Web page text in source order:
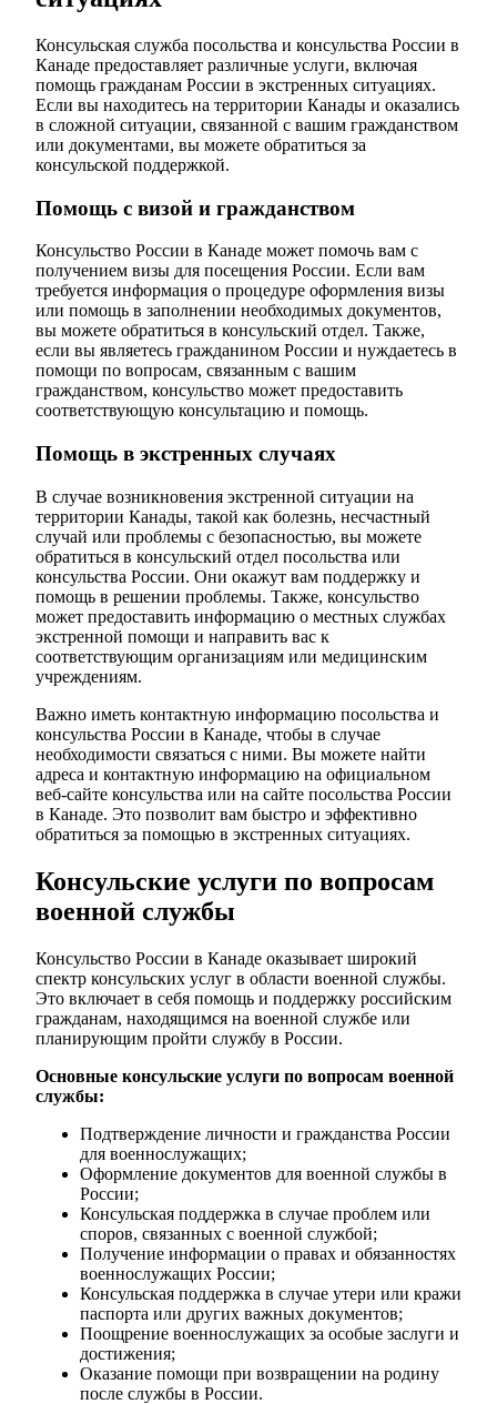
Консульская служба посольства и консульства России в
Канаде предоставляет различные услуги, включая
помощь гражданам России в экстренных ситуациях.
Если вы находитесь на территории Канады и оказались
в сложной ситуации, связанной с вашим гражданством
или документами, вы можете обратиться за
консульской поддержкой.
Помощь с визой и гражданством
Консульство России в Канаде может помочь вам с
получением визы для посещения России. Если вам
требуется информация о процедуре оформления визы
или помощь в заполнении необходимых документов,
вы можете обратиться в консульский отдел. Также,
если вы являетесь гражданином России и нуждаетесь в
помощи по вопросам, связанным с вашим
гражданством, консульство может предоставить
соответствующую консультацию и помощь.
Помощь в экстренных случаях
В случае возникновения экстренной ситуации на
территории Канады, такой как болезнь, несчастный
случай или проблемы с безопасностью, вы можете
обратиться в консульский отдел посольства или
консульства России. Они окажут вам поддержку и
помощь в решении проблемы. Также, консульство
может предоставить информацию о местных службах
экстренной помощи и направить вас к
соответствующим организациям или медицинским
учреждениям.
Важно иметь контактную информацию посольства и
консульства России в Канаде, чтобы в случае
необходимости связаться с ними. Вы можете найти
адреса и контактную информацию на официальном
веб-сайте консульства или на сайте посольства России
в Канаде. Это позволит вам быстро и эффективно
обратиться за помощью в экстренных ситуациях.
Консульские услуги по вопросам
военной службы
Консульство России в Канаде оказывает широкий
спектр консульских услуг в области военной службы.
Это включает в себя помощь и поддержку российским
гражданам, находящимся на военной службе или
планирующим пройти службу в России.
Основные консульские услуги по вопросам военной
службы:
Подтверждение личности и гражданства России
для военнослужащих;
Оформление документов для военной службы в
России;
Консульская поддержка в случае проблем или
споров, связанных с военной службой;
Получение информации о правах и обязанностях
военнослужащих России;
Консульская поддержка в случае утери или кражи
паспорта или других важных документов;
Поощрение военнослужащих за особые заслуги и
достижения;
Оказание помощи при возвращении на родину
после службы в России.